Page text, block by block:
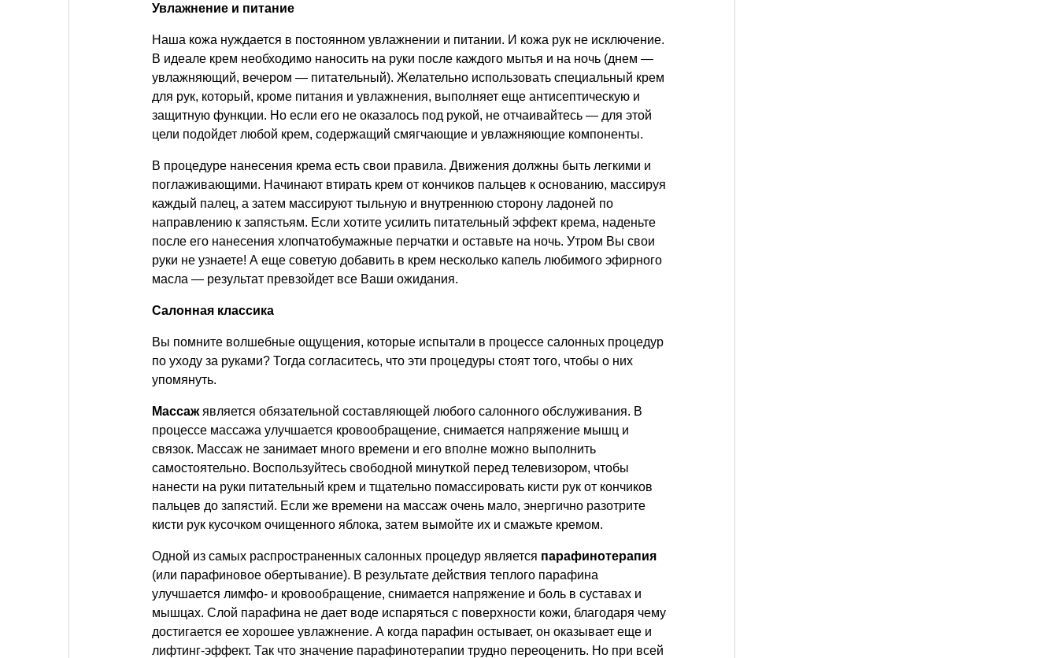
Увлажнение и питание
Наша кожа нуждается в постоянном увлажнении и питании. И кожа рук не исключение.
В идеале крем необходимо наносить на руки после каждого мытья и на ночь (днем —
увлажняющий, вечером — питательный). Желательно использовать специальный крем
для рук, который, кроме питания и увлажнения, выполняет еще антисептическую и
защитную функции. Но если его не оказалось под рукой, не отчаивайтесь — для этой
цели подойдет любой крем, содержащий смягчающие и увлажняющие компоненты.
В процедуре нанесения крема есть свои правила. Движения должны быть легкими и
поглаживающими. Начинают втирать крем от кончиков пальцев к основанию, массируя
каждый палец, а затем массируют тыльную и внутреннюю сторону ладоней по
направлению к запястьям. Если хотите усилить питательный эффект крема, наденьте
после его нанесения хлопчатобумажные перчатки и оставьте на ночь. Утром Вы свои
руки не узнаете! А еще советую добавить в крем несколько капель любимого эфирного
масла — результат превзойдет все Ваши ожидания.
Салонная классика
Вы помните волшебные ощущения, которые испытали в процессе салонных процедур
по уходу за руками? Тогда согласитесь, что эти процедуры стоят того, чтобы о них
упомянуть.
Массаж является обязательной составляющей любого салонного обслуживания. В
процессе массажа улучшается кровообращение, снимается напряжение мышц и
связок. Массаж не занимает много времени и его вполне можно выполнить
самостоятельно. Воспользуйтесь свободной минуткой перед телевизором, чтобы
нанести на руки питательный крем и тщательно помассировать кисти рук от кончиков
пальцев до запястий. Если же времени на массаж очень мало, энергично разотрите
кисти рук кусочком очищенного яблока, затем вымойте их и смажьте кремом.
Одной из самых распространенных салонных процедур является парафинотерапия
(или парафиновое обертывание). В результате действия теплого парафина
улучшается лимфо- и кровообращение, снимается напряжение и боль в суставах и
мышцах. Слой парафина не дает воде испаряться с поверхности кожи, благодаря чему
достигается ее хорошее увлажнение. А когда парафин остывает, он оказывает еще и
лифтинг-эффект. Так что значение парафинотерапии трудно переоценить. Но при всей